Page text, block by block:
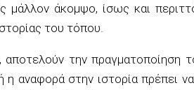
μάλλον άκομψο, ίσως και
του τόπου.
την πραγματοποίηση
αναφορά στην ιστορία πρέπει